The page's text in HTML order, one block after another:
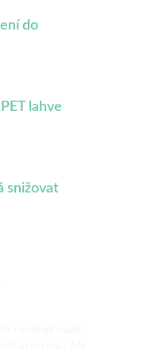
do
lahve
snižovat